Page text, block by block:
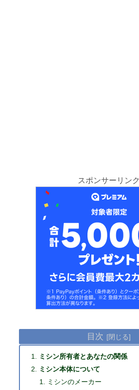
スポンサーリンク
目次
ミシン所有者とあなたの関係
ミシン本体について
ミシンのメーカー